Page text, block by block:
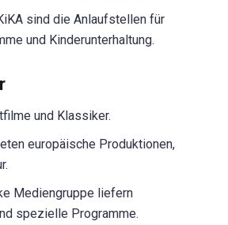
sind die Anlaufstellen für
und Kinderunterhaltung.
und Klassiker.
europäische Produktionen,
Mediengruppe liefern
spezielle Programme.